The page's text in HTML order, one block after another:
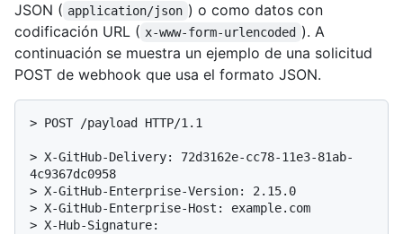
JSON ( application/json ) o como datos con
codificación URL ( x-www-form-urlencoded ). A
continuación se muestra un ejemplo de una solicitud
POST de webhook que usa el formato JSON.
> POST /payload HTTP/1.1
> X-GitHub-Delivery: 72d3162e-cc78-11e3-81ab-
4c9367dc0958
> X-GitHub-Enterprise-Version: 2.15.0
> X-GitHub-Enterprise-Host: example.com
> X-Hub-Signature: